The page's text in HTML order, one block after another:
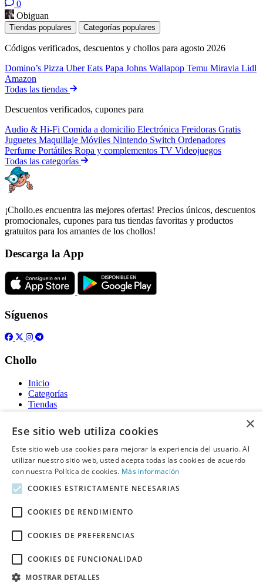
0
Obiguan
Tiendas populares Categorías populares
Códigos verificados, descuentos y chollos para agosto 2026
Domino’s Pizza Uber Eats Papa Johns Wallapop Temu Miravia Lidl
Amazon
Todas las tiendas
Descuentos verificados, cupones para
Audio & Hi-Fi Comida a domicilio Electrónica Freidoras Gratis
Juguetes Maquillaje Móviles Nintendo Switch Ordenadores
Perfume Portátiles Ropa y complementos TV Videojuegos
Todas las categorías
¡Chollo.es encuentra las mejores ofertas! Precios únicos, descuentos
promocionales, cupones para tus tiendas favoritas y productos
gratuitos para los amantes de los chollos!
Descarga la App
Síguenos
Chollo
Inicio
Categorías
Tiendas
Gratis
Acerca de
Sobre nosotros
Contacto
Información legal
Declaración de cookies
Descargo de Responsabilidad
×
Ese sitio web utiliza cookies
Este sitio web usa cookies para mejorar la experiencia del usuario. Al
utilizar nuestro sitio web, usted acepta todas las cookies de acuerdo
con nuestra Política de cookies. Más información
COOKIES ESTRICTAMENTE NECESARIAS
COOKIES DE RENDIMIENTO
COOKIES DE PREFERENCIAS
COOKIES DE FUNCIONALIDAD
MOSTRAR DETALLES